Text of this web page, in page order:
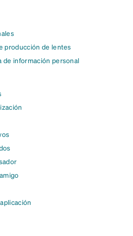
producción de lentes
de información personal